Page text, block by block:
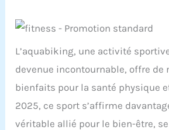
L’aquabiking, une activité
devenue incontournable, offre de
bienfaits pour la santé physique
2025, ce sport s’affirme
véritable allié pour le bien-être,